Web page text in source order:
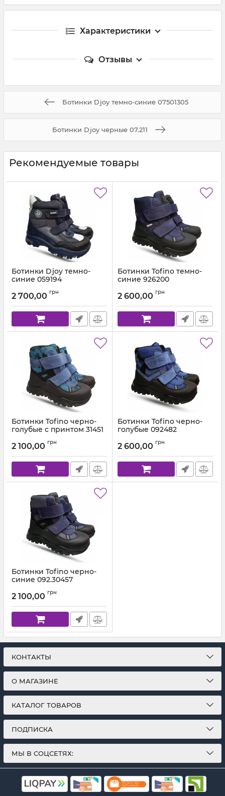
Характеристики
Отзывы
Ботинки Djoy темно-синие 07501305
Ботинки Djoy черные 07.211
Рекомендуемые товары
Ботинки Djoy темно-
синие 059194
2 700,00 грн
Ботинки Tofino темно-
синие 926200
2 600,00 грн
Ботинки Tofino черно-
голубые с принтом 31451
2 100,00 грн
Ботинки Tofino черно-
голубые 092482
2 600,00 грн
Ботинки Tofino черно-
синие 092.30457
2 100,00 грн
КОНТАКТЫ
О МАГАЗИНЕ
КАТАЛОГ ТОВАРОВ
ПОДПИСКА
МЫ В СОЦСЕТЯХ: